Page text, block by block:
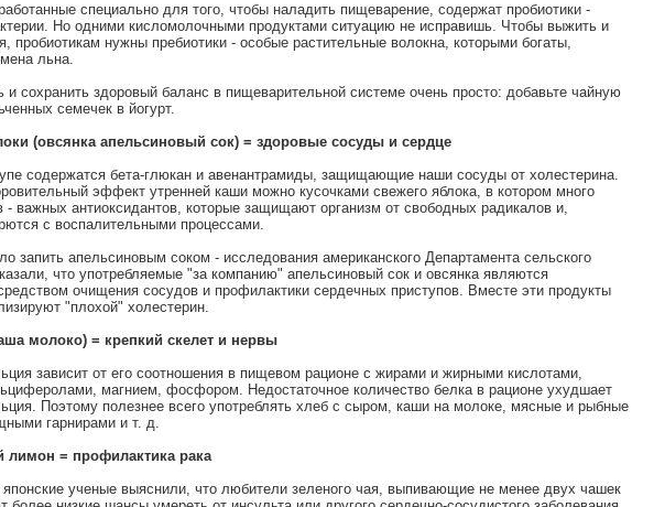
специально для того, чтобы наладить пищеварение, содержат пробиотики -
Но одними кисломолочными продуктами ситуацию не исправишь. Чтобы выжить и
пробиотикам нужны пребиотики - особые растительные волокна, которыми богаты,
льна.
и сохранить здоровый баланс в пищеварительной системе очень просто: добавьте чайную
семечек в йогурт.
(овсянка апельсиновый сок) = здоровые сосуды и сердце
содержатся бета-глюкан и авенантрамиды, защищающие наши сосуды от холестерина.
эффект утренней каши можно кусочками свежего яблока, в котором много
важных антиоксидантов, которые защищают организм от свободных радикалов и,
с воспалительными процессами.
запить апельсиновым соком - исследования американского Департамента сельского
что употребляемые "за компанию" апельсиновый сок и овсянка являются
очищения сосудов и профилактики сердечных приступов. Вместе эти продукты
"плохой" холестерин.
молоко) = крепкий скелет и нервы
зависит от его соотношения в пищевом рационе с жирами и жирными кислотами,
магнием, фосфором. Недостаточное количество белка в рационе ухудшает
Поэтому полезнее всего употреблять хлеб с сыром, каши на молоке, мясные и рыбные
гарнирами и т. д.
лимон = профилактика рака
японские ученые выяснили, что любители зеленого чая, выпивающие не менее двух чашек